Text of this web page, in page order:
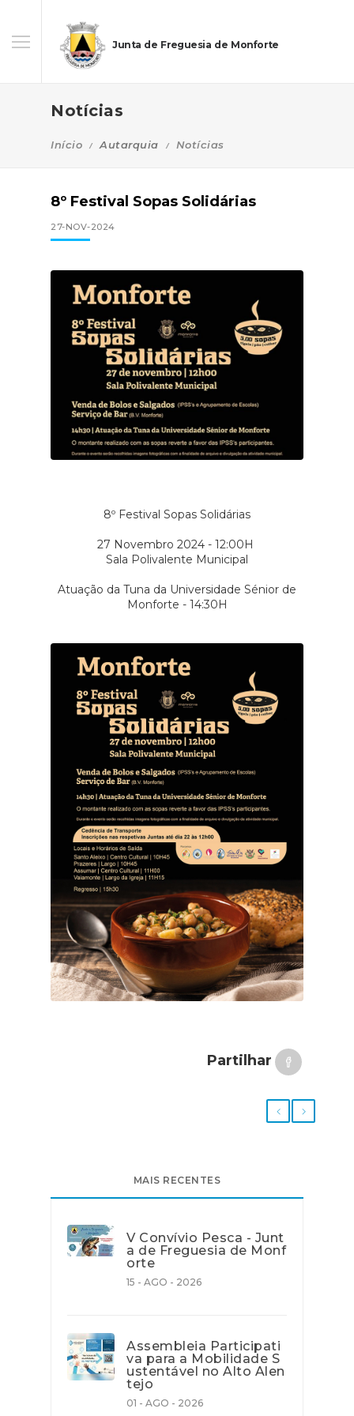
Junta de Freguesia de Monforte
Notícias
Início Autarquia Notícias
8º Festival Sopas Solidárias
27-NOV-2024
8º Festival Sopas Solidárias
27 Novembro 2024 - 12:00H
Sala Polivalente Municipal
Atuação da Tuna da Universidade Sénior de
Monforte - 14:30H
Partilhar
MAIS RECENTES
V Convívio Pesca - Junt
a de Freguesia de Monf
orte
15 - AGO - 2026
Assembleia Participati
va para a Mobilidade S
ustentável no Alto Alen
tejo
01 - AGO - 2026